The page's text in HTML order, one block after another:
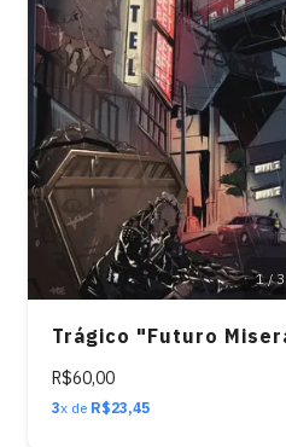
1/3
Trágico "Futuro
R$60,00
3x de R$23,45